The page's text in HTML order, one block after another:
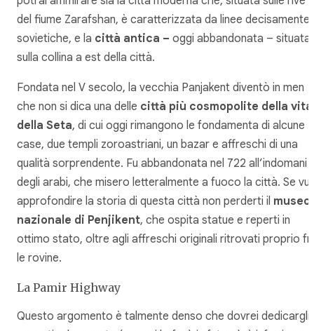
del fiume Zarafshan, è caratterizzata da linee decisamente
sovietiche, e la città antica – oggi abbandonata – situata
sulla collina a est della città.
Fondata nel V secolo, la vecchia Panjakent diventò in men
che non si dica una delle città più cosmopolite della vita
della Seta, di cui oggi rimangono le fondamenta di alcune
case, due templi zoroastriani, un bazar e affreschi di una
qualità sorprendente. Fu abbandonata nel 722 all’indomani
degli arabi, che misero letteralmente a fuoco la città. Se
approfondire la storia di questa città non perderti il museo
nazionale di Penjikent, che ospita statue e reperti in
ottimo stato, oltre agli affreschi originali ritrovati proprio
le rovine.
La Pamir Highway
Questo argomento è talmente denso che dovrei dedicargli